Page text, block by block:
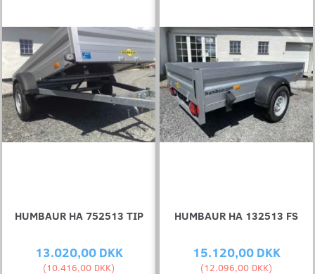
HUMBAUR HA 752513 TIP
13.020,00 DKK
(10.416,00 DKK)
HUMBAUR HA 132513 FS
15.120,00 DKK
(12.096,00 DKK)